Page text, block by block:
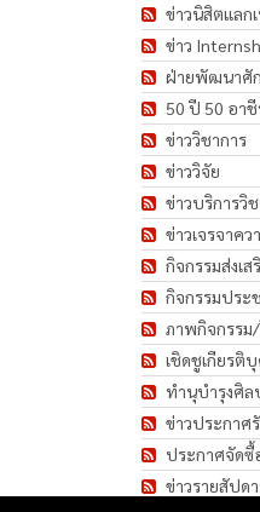
ข่าวนิสิตแลก
ข่าว
ฝ่ายพัฒนาศั
50 ปี 50 อา
ข่าววิชาการ
ข่าววิจัย
ข่าวบริการวิ
ข่าวเจรจาคว
กิจกรรมส่งเ
กิจกรรมประ
ภาพกิจกรรม/
เชิดชูเกียรติ
ทำนุบำรุงศิ
ข่าวประกาศ
ประกาศจัดซื้
ข่าวรายสัปด